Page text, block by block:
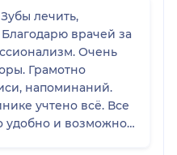
лечить,
врачей за
Очень
Грамотно
напоминаний.
учтено всё. Все
удобно и возможно